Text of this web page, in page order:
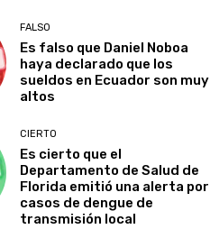
FALSO
Es falso que Daniel Noboa
haya declarado que los
sueldos en Ecuador son muy
altos
CIERTO
Es cierto que el
Departamento de Salud de
Florida emitió una alerta por
casos de dengue de
transmisión local